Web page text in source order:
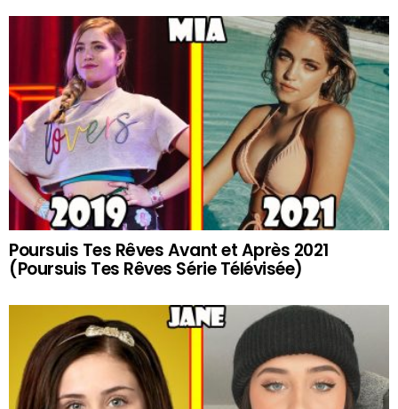
Poursuis Tes Rêves Avant et Après 2021
(Poursuis Tes Rêves Série Télévisée)